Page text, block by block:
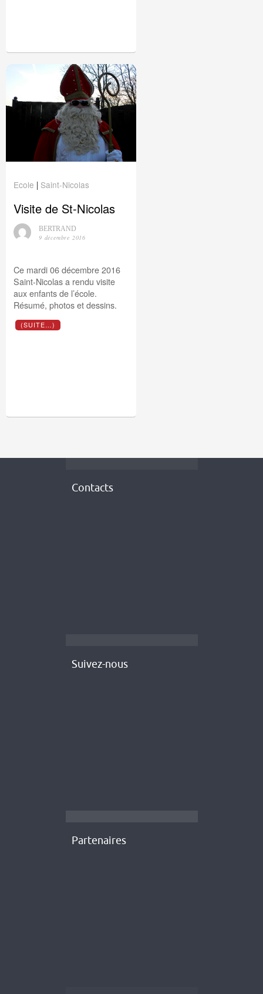
Ecole | Saint-Nicolas
Visite de St-Nicolas
BERTRAND
9 décembre 2016
Ce mardi 06 décembre 2016
Saint-Nicolas a rendu visite
aux enfants de l’école.
Résumé, photos et dessins.
(SUITE…)
Contacts
Suivez-nous
Partenaires